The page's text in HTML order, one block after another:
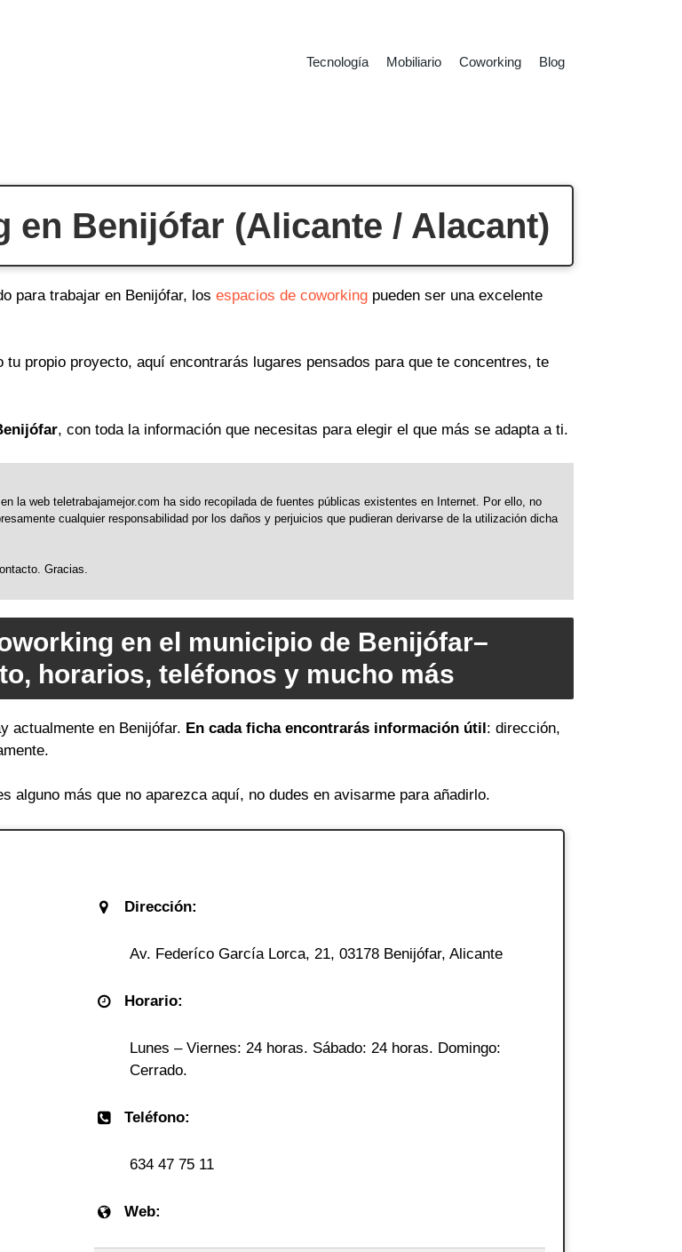
Tecnología Mobiliario Coworking Blog
en Benijófar (Alicante / Alacant)
para trabajar en Benijófar, los espacios de coworking pueden ser una excelente
propio proyecto, aquí encontrarás lugares pensados para que te concentres, te
, con toda la información que necesitas para elegir el que más se adapta a ti.
la web teletrabajamejor.com ha sido recopilada de fuentes públicas existentes en Internet. Por ello, no
cualquier responsabilidad por los daños y perjuicios que pudieran derivarse de la utilización dicha
Gracias.
en el municipio de Benijófar–
horarios, teléfonos y mucho más
actualmente en Benijófar. En cada ficha encontrarás información útil: dirección,
más que no aparezca aquí, no dudes en avisarme para añadirlo.
Dirección:
Av. Federíco García Lorca, 21, 03178 Benijófar, Alicante
Horario:
Lunes – Viernes: 24 horas. Sábado: 24 horas. Domingo:
Cerrado.
Teléfono:
634 47 75 11
Web: